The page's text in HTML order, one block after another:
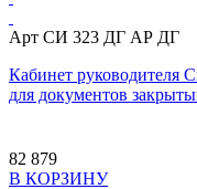
Арт СИ 323 ДГ АР ДГ
Кабинет
для документов
82 879
В КОРЗИНУ